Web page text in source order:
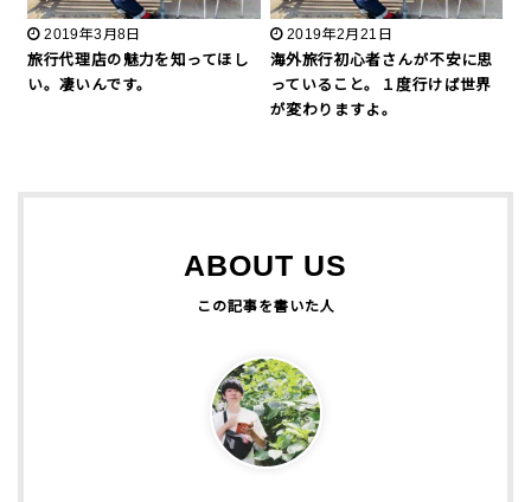
2019年3月8日
旅行代理店の魅力を知ってほし
い。凄いんです。
2019年2月21日
海外旅行初心者さんが不安に思
っていること。１度行けば世界
が変わりますよ。
ABOUT US